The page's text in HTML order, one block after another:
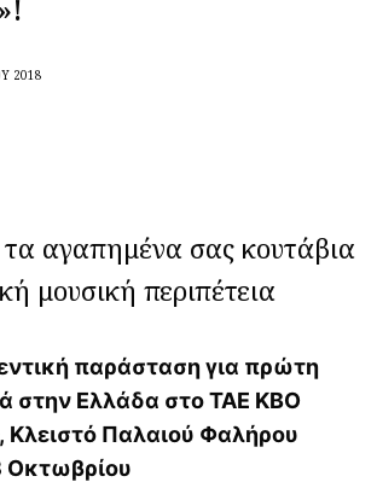
κολύμβησης για
τι δείχνει νέα
για καθημερινό
ανάπτυξη του μωρού
ακμή: πώς να
τη σωστή
εγκυμοσύνη
2018
αγαπημένα σας κουτάβια
μουσική περιπέτεια
παράσταση για πρώτη
στην Ελλάδα στοΤΑΕ ΚΒΟ
Κλειστό Παλαιού Φαλήρου
Οκτωβρίου